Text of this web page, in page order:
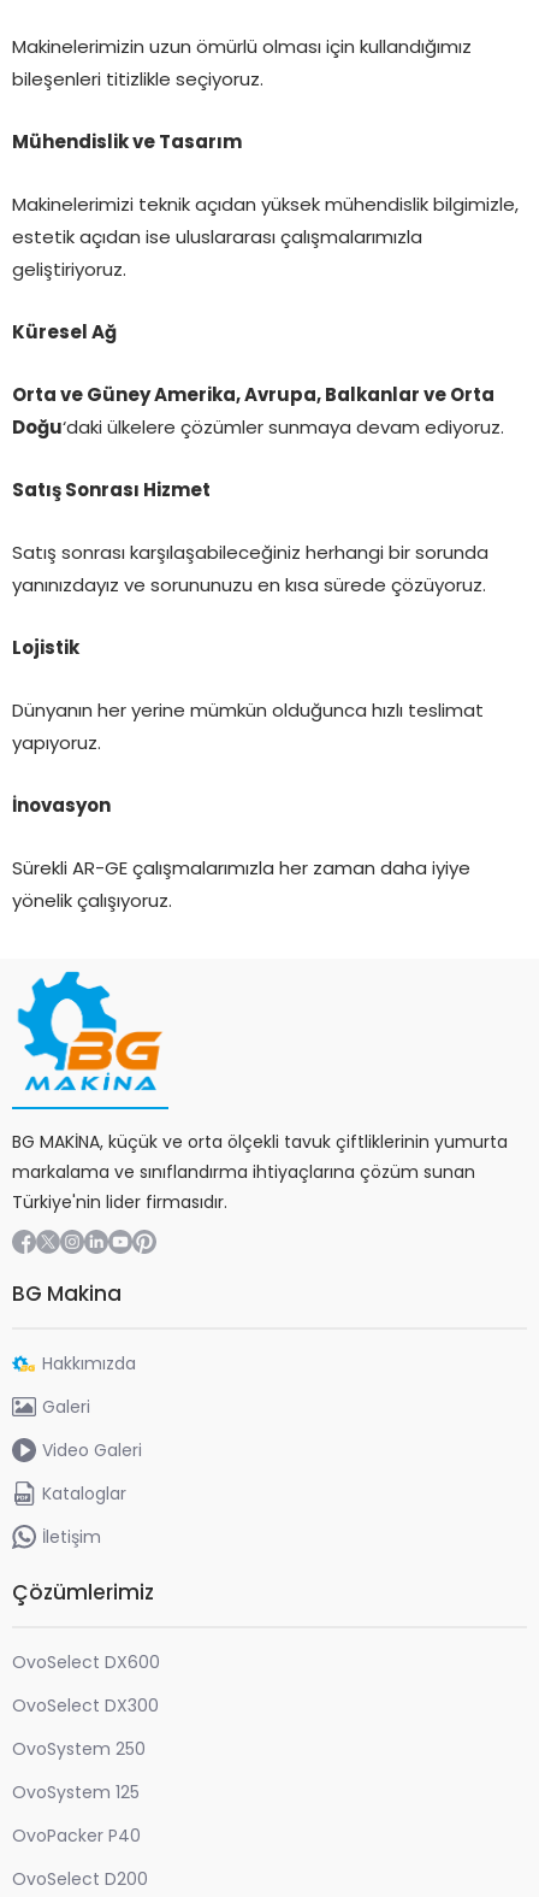
Makinelerimizin uzun ömürlü olması için kullandığımız
bileşenleri titizlikle seçiyoruz.
Mühendislik ve Tasarım
Makinelerimizi teknik açıdan yüksek mühendislik bilgimizle,
estetik açıdan ise uluslararası çalışmalarımızla
geliştiriyoruz.
Küresel Ağ
Orta ve Güney Amerika, Avrupa, Balkanlar ve Orta
Doğu‘daki ülkelere çözümler sunmaya devam ediyoruz.
Satış Sonrası Hizmet
Satış sonrası karşılaşabileceğiniz herhangi bir sorunda
yanınızdayız ve sorununuzu en kısa sürede çözüyoruz.
Lojistik
Dünyanın her yerine mümkün olduğunca hızlı teslimat
yapıyoruz.
İnovasyon
Sürekli AR-GE çalışmalarımızla her zaman daha iyiye
yönelik çalışıyoruz.
BG MAKİNA, küçük ve orta ölçekli tavuk çiftliklerinin yumurta
markalama ve sınıflandırma ihtiyaçlarına çözüm sunan
Türkiye'nin lider firmasıdır.
BG Makina
Hakkımızda
Galeri
Video Galeri
Kataloglar
İletişim
Çözümlerimiz
OvoSelect DX600
OvoSelect DX300
OvoSystem 250
OvoSystem 125
OvoPacker P40
OvoSelect D200